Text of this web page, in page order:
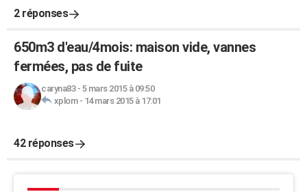
2 réponses
650m3 d'eau/4mois: maison vide, vannes
fermées, pas de fuite
caryna83- 5 mars 2015 à 09:50
xplom- 14 mars 2015 à 17:01
42 réponses